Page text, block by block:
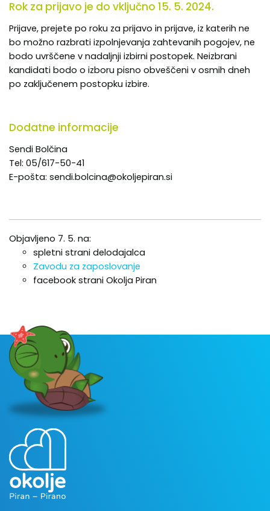
Rok za prijavo je do vključno 15. 5. 2024.
Prijave, prejete po roku za prijavo in prijave, iz katerih ne
bo možno razbrati izpolnjevanja zahtevanih pogojev, ne
bodo uvrščene v nadaljnji izbirni postopek. Neizbrani
kandidati bodo o izboru pisno obveščeni v osmih dneh
po zaključenem postopku izbire.
Dodatne informacije
Sendi Bolčina
Tel: 05/617-50-41
E-pošta: sendi.bolcina@okoljepiran.si
Objavljeno 7. 5. na:
spletni strani delodajalca
Zavodu za zaposlovanje
facebook strani Okolja Piran